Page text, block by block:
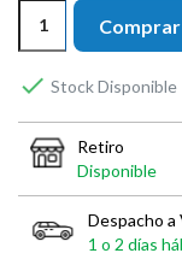
Comprar
 Stock Disponible
Retiro
Disponible
Despacho a
1 o 2 días